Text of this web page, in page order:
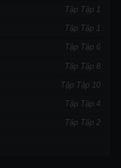
Tập Tập 1
Tập Tập 1
Tập Tập 6
Tập Tập 8
Tập Tập 10
Tập Tập 4
Tập Tập 2